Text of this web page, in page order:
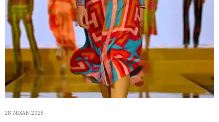
28 NISAN 2025